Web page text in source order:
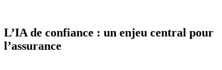
L’IA de confiance : un enjeu central pour
l’assurance